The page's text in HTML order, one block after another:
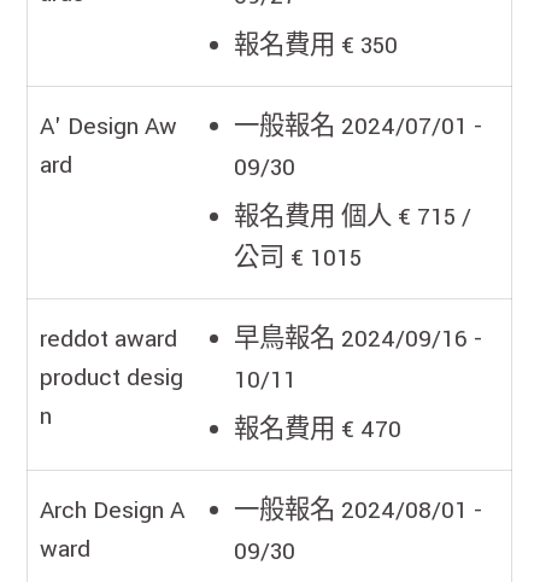
報名費用 € 350
A' Design Aw
ard
一般報名 2024/07/01 -
09/30
報名費用 個人 € 715 /
公司 € 1015
reddot award
product desig
n
早鳥報名 2024/09/16 -
10/11
報名費用 € 470
Arch Design A
ward
一般報名 2024/08/01 -
09/30